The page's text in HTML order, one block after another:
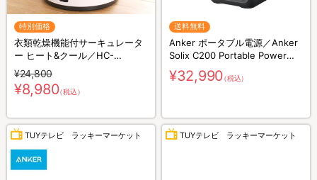
特別価格
衣類乾燥機能付サーキュレータ
ー ヒート&クール／HC-
T2494WH
¥24,800
¥8,980（税込）
送料無料
Anker ポータブル電源／Anker
Solix C200 Portable Power
Station／230Wh／8ポート／防
災グッズ／災害対策
¥32,990（税込）
TUYテレビ ラッキーマーケット TUYテレビ ラッキーマーケット